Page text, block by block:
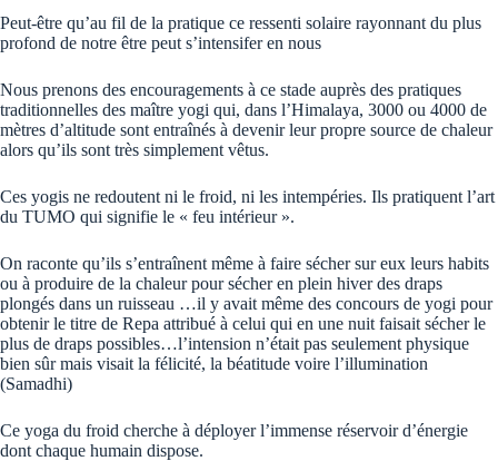
Peut-être qu’au fil de la pratique ce ressenti solaire rayonnant du plus
profond de notre être peut s’intensifer en nous
Nous prenons des encouragements à ce stade auprès des pratiques
traditionnelles des maître yogi qui, dans l’Himalaya, 3000 ou 4000 de
mètres d’altitude sont entraînés à devenir leur propre source de chaleur
alors qu’ils sont très simplement vêtus.
Ces yogis ne redoutent ni le froid, ni les intempéries. Ils pratiquent l’art
du TUMO qui signifie le « feu intérieur ».
On raconte qu’ils s’entraînent même à faire sécher sur eux leurs habits
ou à produire de la chaleur pour sécher en plein hiver des draps
plongés dans un ruisseau …il y avait même des concours de yogi pour
obtenir le titre de Repa attribué à celui qui en une nuit faisait sécher le
plus de draps possibles…l’intension n’était pas seulement physique
bien sûr mais visait la félicité, la béatitude voire l’illumination
(Samadhi)
Ce yoga du froid cherche à déployer l’immense réservoir d’énergie
dont chaque humain dispose.